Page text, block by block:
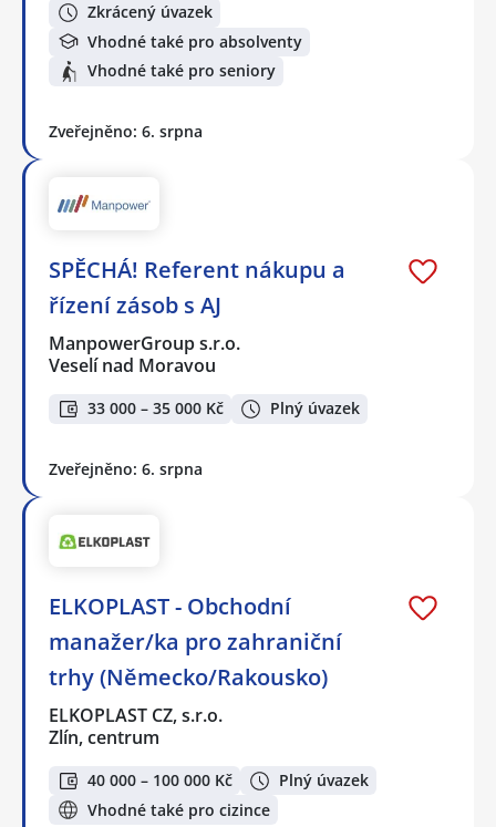
Zkrácený úvazek
Vhodné také pro absolventy
Vhodné také pro seniory
Zveřejněno: 6. srpna
SPĚCHÁ! Referent nákupu a
řízení zásob s AJ
ManpowerGroup s.r.o.
Veselí nad Moravou
33 000 – 35 000 Kč Plný úvazek
Zveřejněno: 6. srpna
ELKOPLAST - Obchodní
manažer/ka pro zahraniční
trhy (Německo/Rakousko)
ELKOPLAST CZ, s.r.o.
Zlín, centrum
40 000 – 100 000 Kč
Plný úvazek
Vhodné také pro cizince